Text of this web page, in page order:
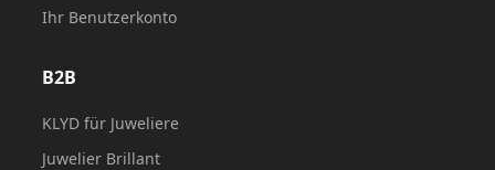
Ihr Benutzerkonto
B2B
KLYD für Juweliere
Juwelier Brillant